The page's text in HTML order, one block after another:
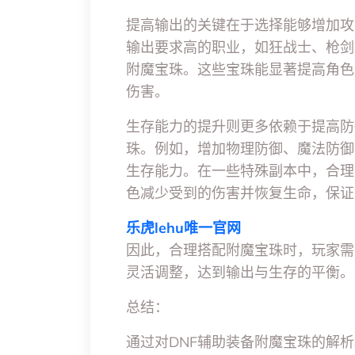
提高输出的关键在于选择能够增加
输出要求高的职业，如狂战士、枪
附魔宝珠。这些宝珠能显著提高角
伤害。
生存能力的提升则更多依赖于提高
珠。例如，增加物理防御、魔法防
生存能力。在一些特殊副本中，合
色减少受到的伤害并恢复生命，保
乐虎lehu唯一官网
因此，合理搭配附魔宝珠时，玩家
灵活调整，达到输出与生存的平衡。
总结：
通过对DNF辅助装备附魔宝珠的解